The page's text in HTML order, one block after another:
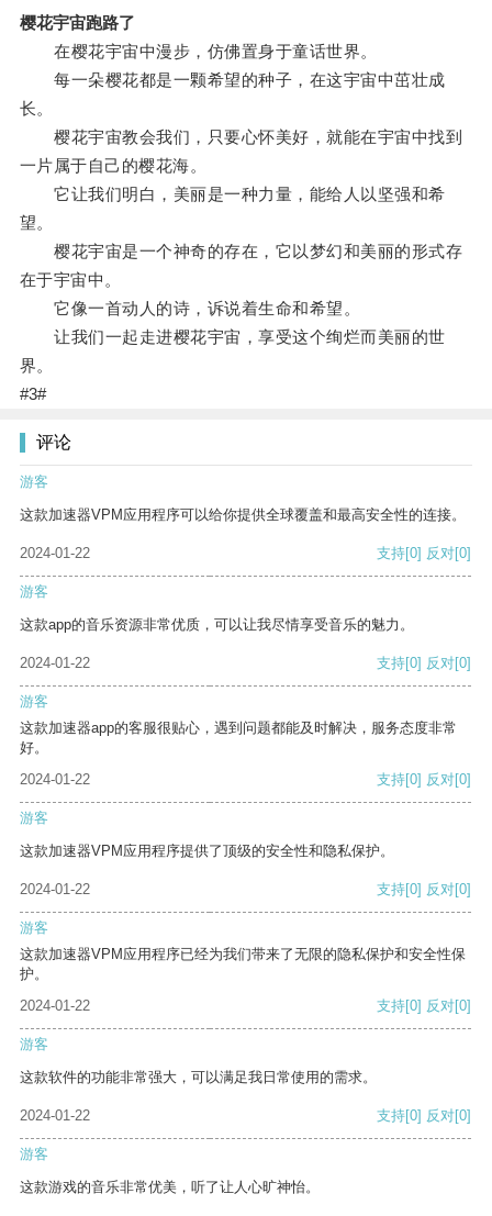
樱花宇宙跑路了
在樱花宇宙中漫步，仿佛置身于童话世界。
每一朵樱花都是一颗希望的种子，在这宇宙中茁壮成
长。
樱花宇宙教会我们，只要心怀美好，就能在宇宙中找到
一片属于自己的樱花海。
它让我们明白，美丽是一种力量，能给人以坚强和希
望。
樱花宇宙是一个神奇的存在，它以梦幻和美丽的形式存
在于宇宙中。
它像一首动人的诗，诉说着生命和希望。
让我们一起走进樱花宇宙，享受这个绚烂而美丽的世
界。
#3#
评论
游客
这款加速器VPM应用程序可以给你提供全球覆盖和最高安全性的连接。
2024-01-22 支持[0] 反对[0]
游客
这款app的音乐资源非常优质，可以让我尽情享受音乐的魅力。
2024-01-22 支持[0] 反对[0]
游客
这款加速器app的客服很贴心，遇到问题都能及时解决，服务态度非常
好。
2024-01-22
支持[0] 反对[0]
游客
这款加速器VPM应用程序提供了顶级的安全性和隐私保护。
2024-01-22 支持[0] 反对[0]
游客
这款加速器VPM应用程序已经为我们带来了无限的隐私保护和安全性保
护。
2024-01-22
支持[0] 反对[0]
游客
这款软件的功能非常强大，可以满足我日常使用的需求。
2024-01-22 支持[0] 反对[0]
游客
这款游戏的音乐非常优美，听了让人心旷神怡。